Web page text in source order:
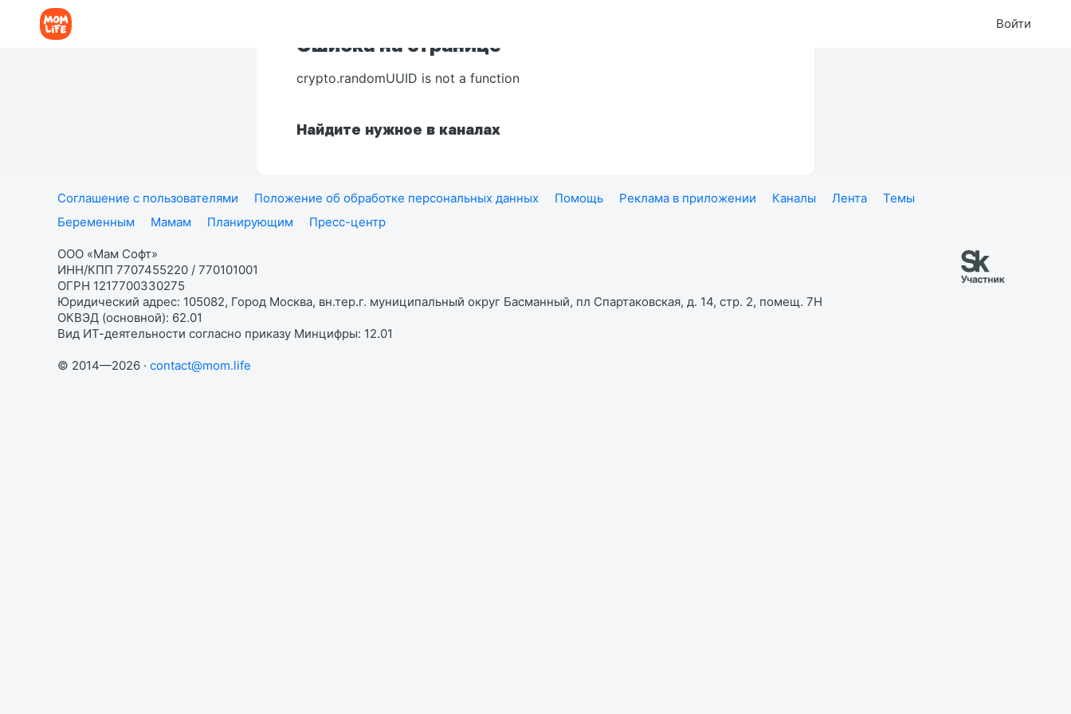
Войти
Ошибка на странице
crypto.randomUUID is not a function
Найдите нужное в каналах
Соглашение с пользователями Положение об обработке персональных данных Помощь Реклама в приложении Каналы Лента
Темы
Беременным
Мамам Планирующим Пресс-центр
ООО «Мам Софт»
ИНН/КПП 7707455220 / 770101001
ОГРН 1217700330275
Юридический адрес: 105082, Город Москва, вн.тер.г. муниципальный округ Басманный, пл Спартаковская, д. 14, стр. 2, помещ. 7Н
ОКВЭД (основной): 62.01
Вид ИТ-деятельности согласно приказу Минцифры: 12.01
© 2014—2026 · contact@mom.life